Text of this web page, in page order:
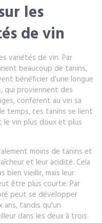
les
de vin
variétés de vin. Par
beaucoup de tanins,
bénéficier d'une longue
qui proviennent des
confèrent au vin sa
temps, ces tanins se lient
vin plus doux et plus
moins de tanins et
et leur acidité. Cela
bien vieillir, mais leur
être plus courte. Par
peut se développer
ans, tandis qu'un
dans les deux à trois